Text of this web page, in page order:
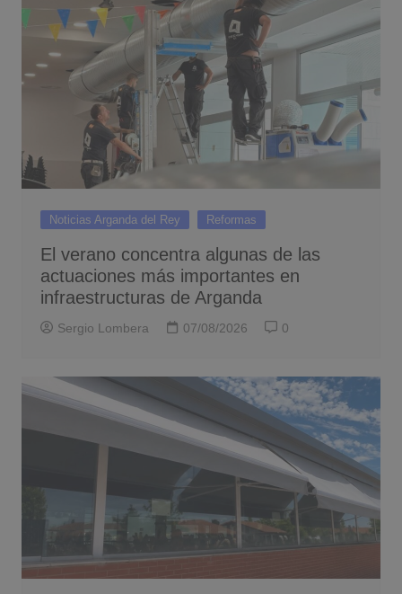
Noticias Arganda del Rey Reformas
El verano concentra algunas de las
actuaciones más importantes en
infraestructuras de Arganda
Sergio Lombera 07/08/2026 0